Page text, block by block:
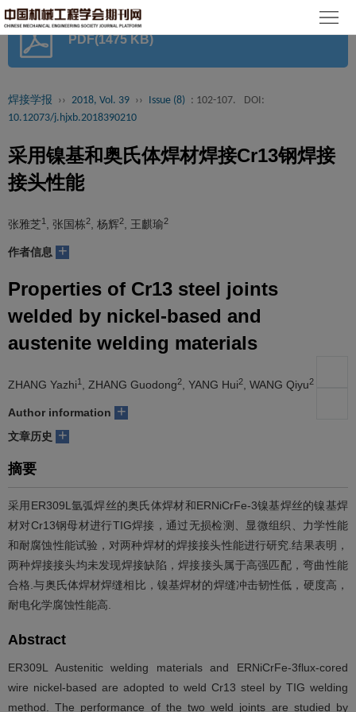
首
识
期
群
于
我
们
读
者
服
务
学
会
官
PDF(1475 KB)
焊接学报 ›› 2018, Vol. 39 ›› Issue (8) : 102-107.
DOI:
10.12073/j.hjxb.2018390210
采用镍基和奥氏体焊材焊接Cr13钢焊接
接头性能
张雅芝1 , 张国栋2 , 杨辉2 , 王麒瑜2
作者信息 +
Properties of Cr13 steel joints
welded by nickel-based and
austenite welding materials
ZHANG Yazhi1 , ZHANG Guodong2 , YANG Hui2 , WANG Qiyu2
Author information +
文章历史 +
摘要
采用ER309L氩弧焊丝的奥氏体焊材和ERNiCrFe-3镍基焊丝的镍基焊
材对Cr13钢母材进行TIG焊接，通过无损检测、显微组织、力学性能
和耐腐蚀性能试验，对两种焊材的焊接接头性能进行研究.结果表明，
两种焊接接头均未发现焊接缺陷，焊接接头属于高强匹配，弯曲性能
合格.与奥氏体焊材焊缝相比，镍基焊材的焊缝冲击韧性低，硬度高，
耐电化学腐蚀性能高.
Abstract
ER309L Austenitic welding materials and ERNiCrFe-3flux-cored
wire nickel-based are adopted to weld Cr13 steel by TIG welding
method. The performance of the two weld joints are studied by